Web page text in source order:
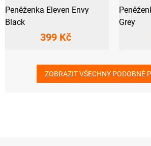
Peněženka Eleven Envy
Black
399 Kč
Grey
ZOBRAZIT VŠECHNY PODOBNÉ